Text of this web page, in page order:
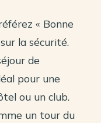
« Bonne
la sécurité.
de
pour une
ou un club.
un tour du